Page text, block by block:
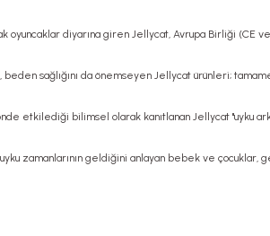
oyuncaklar diyarına giren Jellycat, Avrupa Birliği
beden sağlığını da önemseyen Jellycat ürünleri;
etkilediği bilimsel olarak kanıtlanan Jellycat
zamanlarının geldiğini anlayan bebek ve